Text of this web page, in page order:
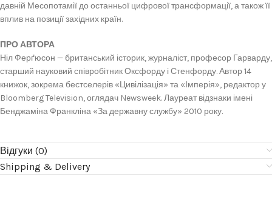
давній Месопотамії до останньої цифрової трансформації, а також її
вплив на позиції західних країн.
ПРО АВТОРА
Ніл Ферґюсон — британський історик, журналіст, професор Гарварду,
старший науковий співробітник Оксфорду і Стенфорду. Автор 14
книжок, зокрема бестселерів «Цивілізація» та «Імперія», редактор у
Bloomberg Television, оглядач Newsweek. Лауреат відзнаки імені
Бенджаміна Франкліна «За державну службу» 2010 року.
Відгуки (0)
Shipping & Delivery